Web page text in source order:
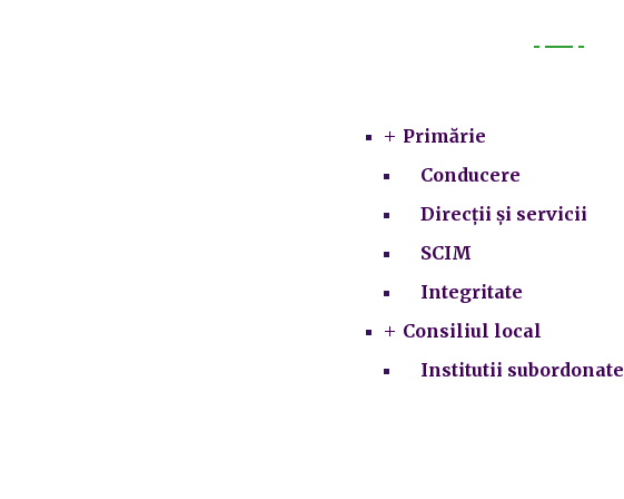
Primărie
Conducere
Direcții și servicii
SCIM
Integritate
Consiliul local
Institutii subordonate